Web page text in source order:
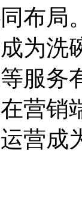
布
为
服务
营销
营成